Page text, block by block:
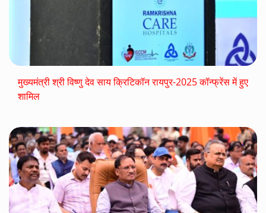
मुख्यमंत्री श्री विष्णु देव साय क्रिटिकॉन रायपुर-2025 कॉन्फ्रेंस में हुए
शामिल